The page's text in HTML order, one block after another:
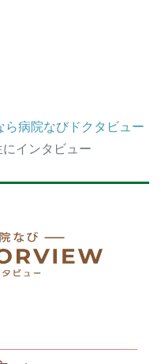
病院なびドクタビュー
インタビュー